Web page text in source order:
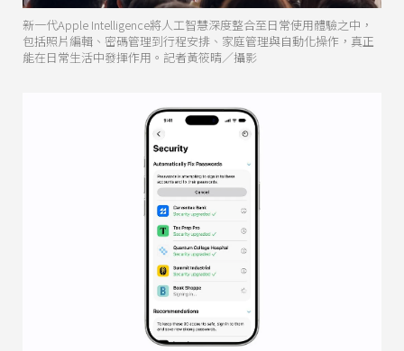
新一代Apple Intelligence將人工智慧深度整合至日常使用體驗之中，
包括照片編輯、密碼管理到行程安排、家庭管理與自動化操作，真正
能在日常生活中發揮作用。記者黃筱晴／攝影